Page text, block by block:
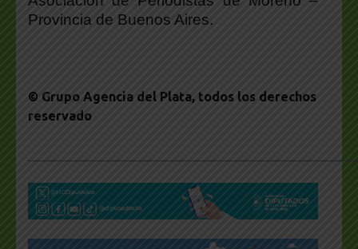
Provincia de Buenos Aires.
© Grupo Agencia del Plata, todos los derechos
reservado